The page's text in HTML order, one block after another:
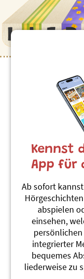
Kennst
App für
Ab sofort
abspielen
einsehen,
integrierter
bequemes
liederweise zu